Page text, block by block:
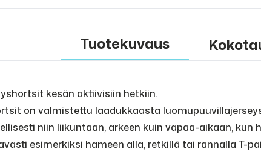
Tuotekuvaus
kesän aktiivisiin hetkiin.
on valmistettu laadukkaasta
niin liikuntaan, arkeen kuin vapaa-aikaan,
esimerkiksi hameen alla, retkillä tai rannalla T-